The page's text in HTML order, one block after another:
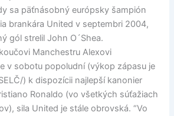
sa päťnásobný európsky šampión
brankára United v septembri 2004,
gól strelil John O´Shea.
Manchestru Alexovi
v sobotu popoludní (výkop zápasu je
) k dispozícii najlepší kanonier
Ronaldo (vo všetkých súťažiach
sila United je stále obrovská. “Vo